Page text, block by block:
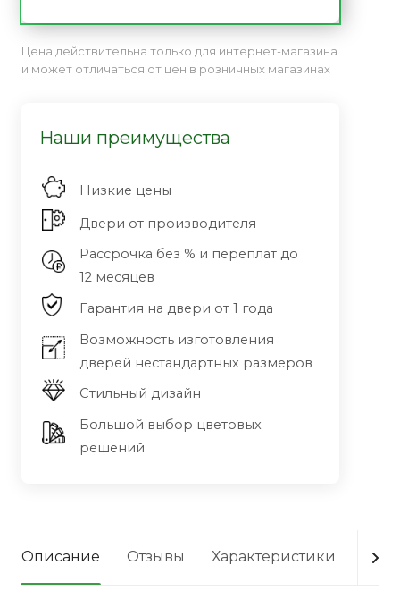
Цена действительна только для интернет-магазина
и может отличаться от цен в розничных магазинах
Наши преимущества
Низкие цены
Двери от производителя
Рассрочка без % и переплат до
12 месяцев
Гарантия на двери от 1 года
Возможность изготовления
дверей нестандартных размеров
Стильный дизайн
Большой выбор цветовых
решений
Описание Отзывы Характеристики